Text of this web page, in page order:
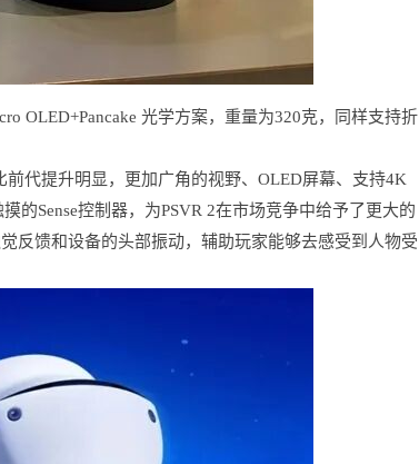
OLED+Pancake 光学方案，重量为320克，同样支持折
代提升明显，更加广角的视野、OLED屏幕、支持4K
的Sense控制器，为PSVR 2在市场竞争中给予了更大的
反馈和设备的头部振动，辅助玩家能够去感受到人物受